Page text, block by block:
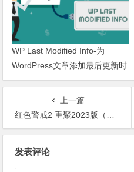
WP Last Modified Info-为
WordPress文章添加最后更新时
间
上一篇
红色警戒2 重聚2023版（win10/11完美运行）
发表评论